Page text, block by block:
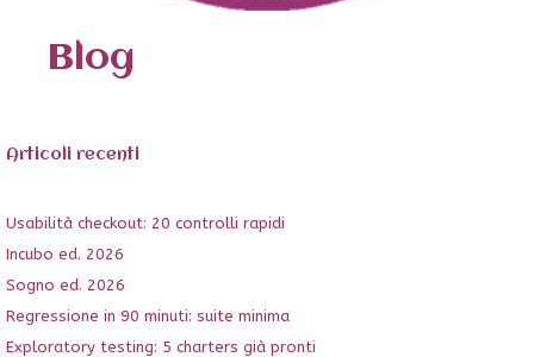
Blog
Articoli recenti
Usabilità checkout: 20 controlli rapidi
Incubo ed. 2026
Sogno ed. 2026
Regressione in 90 minuti: suite minima
Exploratory testing: 5 charters già pronti